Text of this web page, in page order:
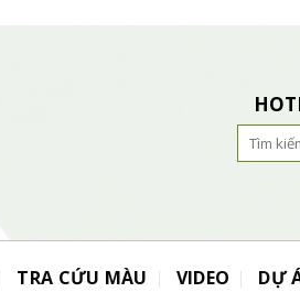
Search
TRA CỨU MÀU VIDEO DỰ